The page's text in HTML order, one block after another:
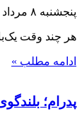
پنجشنبه ۸ مرداد ۱۴۰۵
هر چند وقت
ادامه مطلب »
پدرام؛